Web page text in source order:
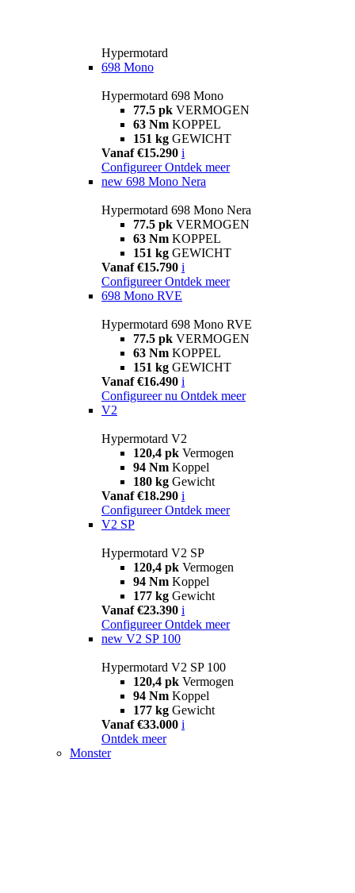
Hypermotard
698 Mono
Hypermotard 698 Mono
77.5 pk VERMOGEN
63 Nm KOPPEL
151 kg GEWICHT
Vanaf €15.290 i
Configureer Ontdek meer
new 698 Mono Nera
Hypermotard 698 Mono Nera
77.5 pk VERMOGEN
63 Nm KOPPEL
151 kg GEWICHT
Vanaf €15.790 i
Configureer Ontdek meer
698 Mono RVE
Hypermotard 698 Mono RVE
77.5 pk VERMOGEN
63 Nm KOPPEL
151 kg GEWICHT
Vanaf €16.490 i
Configureer nu Ontdek meer
V2
Hypermotard V2
120,4 pk Vermogen
94 Nm Koppel
180 kg Gewicht
Vanaf €18.290 i
Configureer Ontdek meer
V2 SP
Hypermotard V2 SP
120,4 pk Vermogen
94 Nm Koppel
177 kg Gewicht
Vanaf €23.390 i
Configureer Ontdek meer
new V2 SP 100
Hypermotard V2 SP 100
120,4 pk Vermogen
94 Nm Koppel
177 kg Gewicht
Vanaf €33.000 i
Ontdek meer
Monster